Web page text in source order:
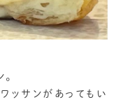
ッサンがあってもい